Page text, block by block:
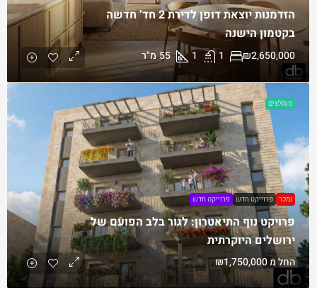
הזדמנות יוצאת דופן לדירת 2 חד’ חדשה
בקטמון הישנה
₪2,650,000
1
1
55מ"ר
נמכר פרוייקט חדש פרוייקט חדש
פרויקט נוף התיאטרון: לגור בלב הפועם של
ירושלים היוקרתית
החל מ₪1,750,000
מומלצים